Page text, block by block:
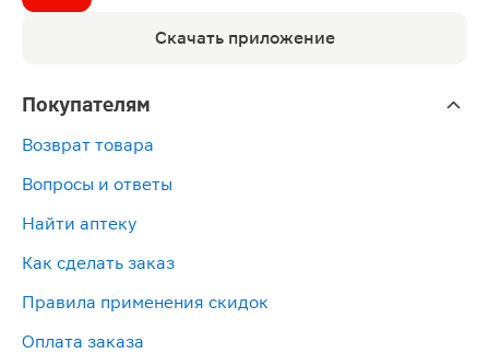
Скачать приложение
Покупателям
Возврат товара
Вопросы и ответы
Найти аптеку
Как сделать заказ
Правила применения скидок
Оплата заказа